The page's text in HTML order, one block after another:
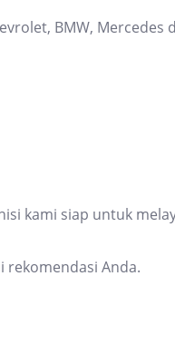
BMW, Mercedes
kami siap untuk
rekomendasi Anda.